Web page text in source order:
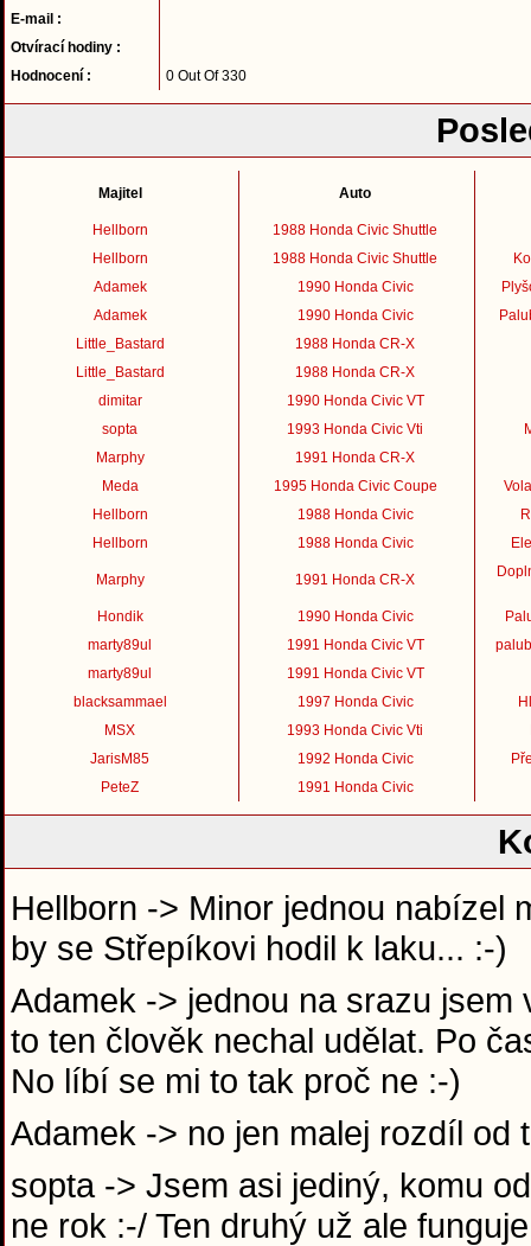
E-mail :
Otvírací hodiny :
Hodnocení :
0 Out Of 330
Majitel Auto
Hellborn
1988 Honda Civic Shuttle
Hellborn
1988 Honda Civic Shuttle
Adamek
1990 Honda Civic
Adamek
1990 Honda Civic
Little_Bastard
1988 Honda CR-X
Little_Bastard
1988 Honda CR-X
dimitar
1990 Honda Civic VT
sopta
1993 Honda Civic Vti
Marphy
1991 Honda CR-X
Meda
1995 Honda Civic Coupe
Hellborn
1988 Honda Civic
Hellborn
1988 Honda Civic
Marphy 1991 Honda CR-X
Hondik
1990 Honda Civic
marty89ul
1991 Honda Civic VT
marty89ul
1991 Honda Civic VT
blacksammael
1997 Honda Civic
MSX
1993 Honda Civic Vti
JarisM85
1992 Honda Civic
PeteZ
1991 Honda Civic
Hellborn -> Minor jednou nabízel
by se Střepíkovi hodil k laku... :-)
Adamek -> jednou na srazu
to ten člověk nechal udělat. Po
No líbí se mi to tak proč ne :-)
Adamek -> no jen malej rozdíl
sopta -> Jsem asi jediný, komu
ne rok :-/ Ten druhý už ale